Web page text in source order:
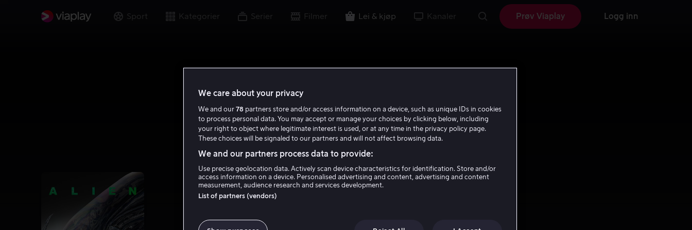
Sport Kategorier Serier Filmer Lei & kjøp Kanaler Prøv Viaplay Logg inn
We care about your privacy
We and our 78 partners store and/or access information on a device, such as unique IDs in cookies
to process personal data. You may accept or manage your choices by clicking below, including
your right to object where legitimate interest is used, or at any time in the privacy policy page.
These choices will be signaled to our partners and will not affect browsing data.
We and our partners process data to provide:
Use precise geolocation data. Actively scan device characteristics for identification. Store and/or
access information on a device. Personalised advertising and content, advertising and content
measurement, audience research and services development.
List of partners (vendors)